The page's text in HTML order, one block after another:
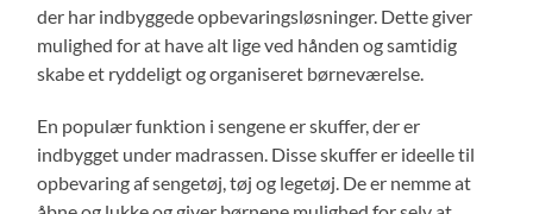
der har indbyggede opbevaringsløsninger. Dette giver
mulighed for at have alt lige ved hånden og samtidig
skabe et ryddeligt og organiseret børneværelse.
En populær funktion i sengene er skuffer, der er
indbygget under madrassen. Disse skuffer er ideelle til
opbevaring af sengetøj, tøj og legetøj. De er nemme at